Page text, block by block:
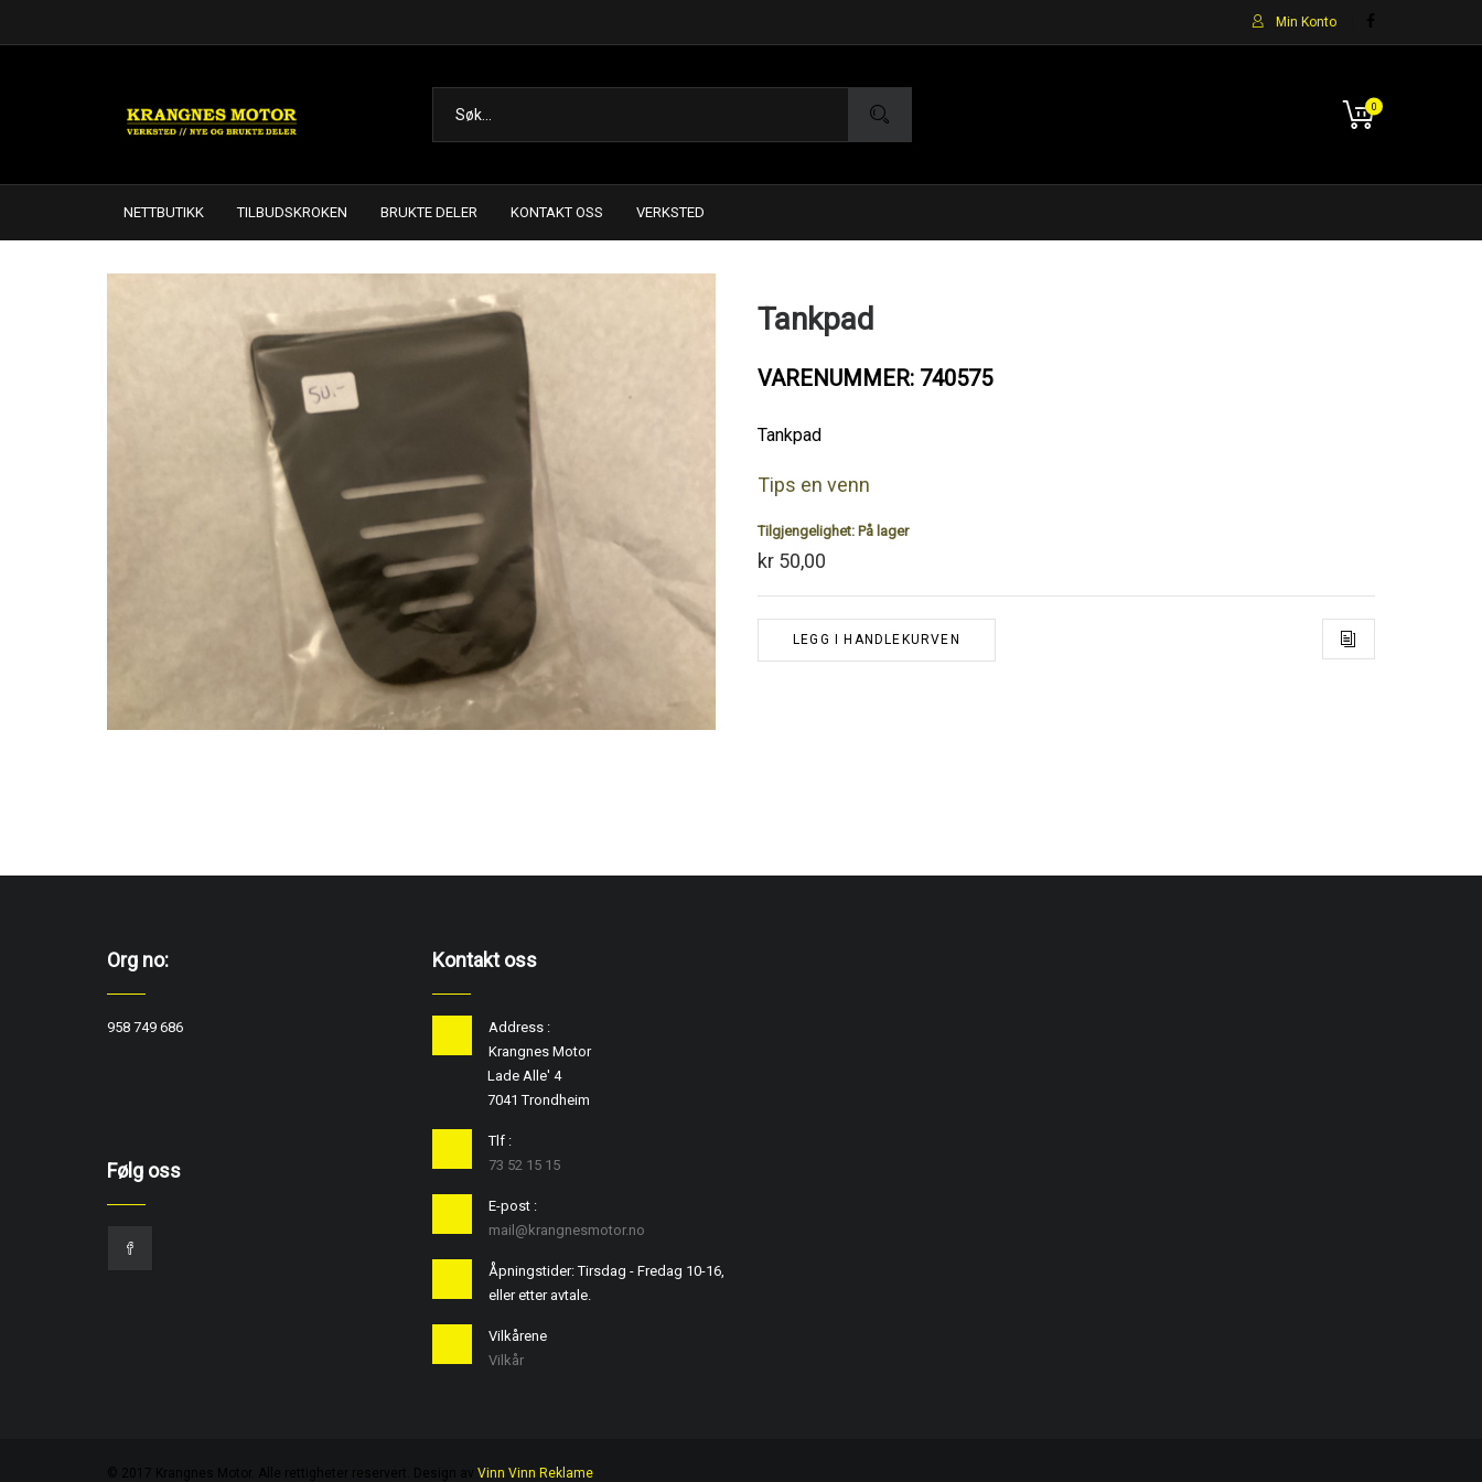
Min Konto
0
NETTBUTIKK TILBUDSKROKEN BRUKTE DELER KONTAKT OSS VERKSTED
Tankpad
VARENUMMER: 740575
Tankpad
Tips en venn
Tilgjengelighet: På lager
kr 50,00
LEGG I HANDLEKURVEN
Org no:
958 749 686
Følg oss
Kontakt oss
Address :
Krangnes Motor
Lade Alle' 4
7041 Trondheim
Tlf :
73 52 15 15
E-post :
mail@krangnesmotor.no
Åpningstider: Tirsdag - Fredag 10-16,
eller etter avtale.
Vilkårene
Vilkår
© 2017 Krangnes Motor. Alle rettigheter reservert. Design av Vinn Vinn Reklame